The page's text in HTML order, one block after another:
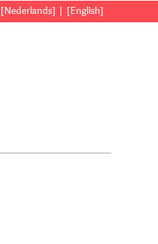
[Nederlands] [English]